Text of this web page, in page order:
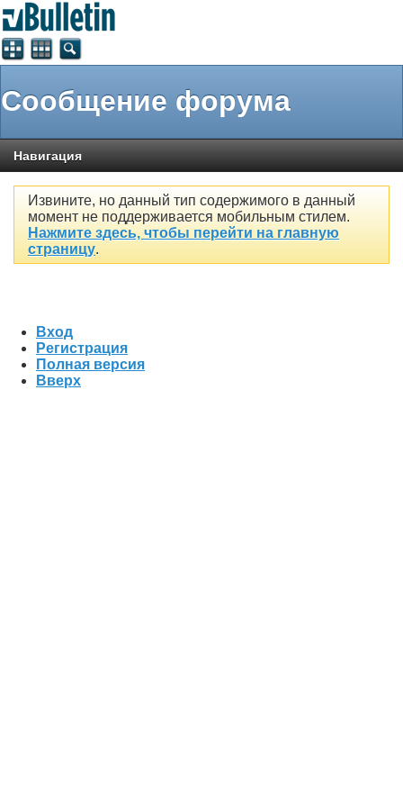
Сообщение форума
Навигация
Извините, но данный тип содержимого в данный
момент не поддерживается мобильным стилем.
Нажмите здесь, чтобы перейти на главную
страницу.
Вход
Регистрация
Полная версия
Вверх